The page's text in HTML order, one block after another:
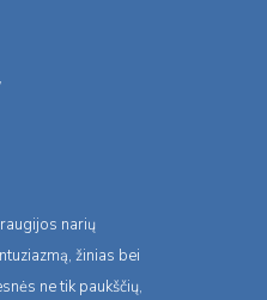
narių
žinias bei
ne tik paukščių,